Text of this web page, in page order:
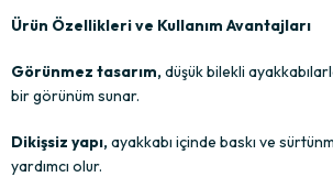
Ürün Özellikleri ve Kullanım Avantajları
Görünmez tasarım,düşük bilekli
bir görünüm sunar.
Dikişsiz yapı,ayakkabı içinde baskı ve
yardımcı olur.